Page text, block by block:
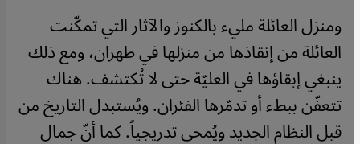
ومنزل العائلة مليء بالكنوز والآثار التي تمكّنت
العائلة من إنقاذها من منزلها في طهران، ومع ذلك
ينبغي إبقاؤها في العليّة حتى لا تُكتشف. هناك
تتعفّن ببطء أو تدمّرها الفئران. ويُستبدل التاريخ من
قبل النظام الجديد ويُمحى تدريجياً. كما أنّ جمال